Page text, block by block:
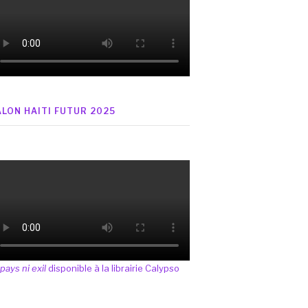
HAITI FUTUR 2025
ni exildisponible à la librairie Calypso